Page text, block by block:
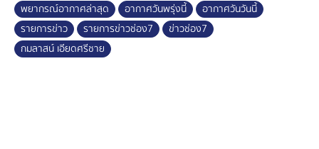
ฝนตกหนักถึงหนักมากบางแห่ง
#ฝนฟ้าอากาศ #พยากรณ์อากาศ #บีกมลาสน์
พยากรณ์อากาศล่าสุด
อากาศวันพรุ่งนี้
อากาศวันวันนี้
รายการข่าว
รายการข่าวช่อง7
ข่าวช่อง7
กมลาสน์ เอียดศรีชาย